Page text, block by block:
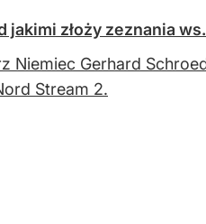
jakimi złoży zeznania
Niemiec Gerhard
Stream 2.